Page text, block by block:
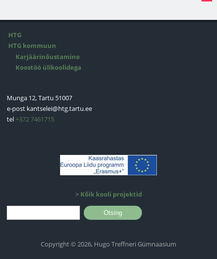
HTG
HTG kommuun
Karjäärinõustamine
Koostöö ülikoolidega
Munga 12, Tartu 51007
e-post kantselei@htg.tartu.ee
tel+372 7461715
> Kõik kooli projektid
Otsinguvorm
Otsing
Copyright © 2026, Hugo Treffneri Gümnaasium